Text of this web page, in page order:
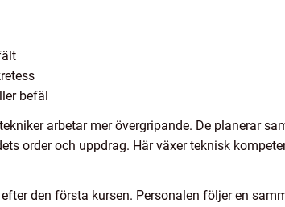
befäl
arbetar mer övergripande. De planerar
order och uppdrag. Här växer teknisk
den första kursen. Personalen följer en